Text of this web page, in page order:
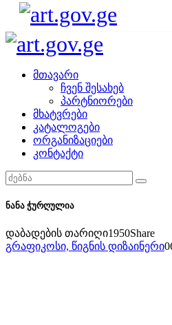
მთავარი
ჩვენ შესახებ
პარტნიორები
მხატვრები
კატალოგები
ორგანიზაციები
კონტაქტი
ნანა ჭურღულია
დაბადების თარიღი1950Share
გრაფიკოსი, წიგნის დიზაინერი